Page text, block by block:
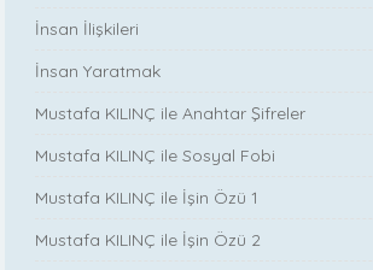
İnsan İlişkileri
İnsan Yaratmak
Mustafa KILINÇ ile Anahtar Şifreler
Mustafa KILINÇ ile Sosyal Fobi
Mustafa KILINÇ ile İşin Özü 1
Mustafa KILINÇ ile İşin Özü 2